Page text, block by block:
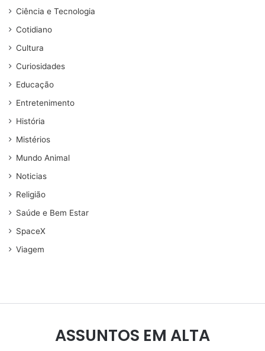
Ciência e Tecnologia
Cotidiano
Cultura
Curiosidades
Educação
Entretenimento
História
Mistérios
Mundo Animal
Noticias
Religião
Saúde e Bem Estar
SpaceX
Viagem
ASSUNTOS EM ALTA